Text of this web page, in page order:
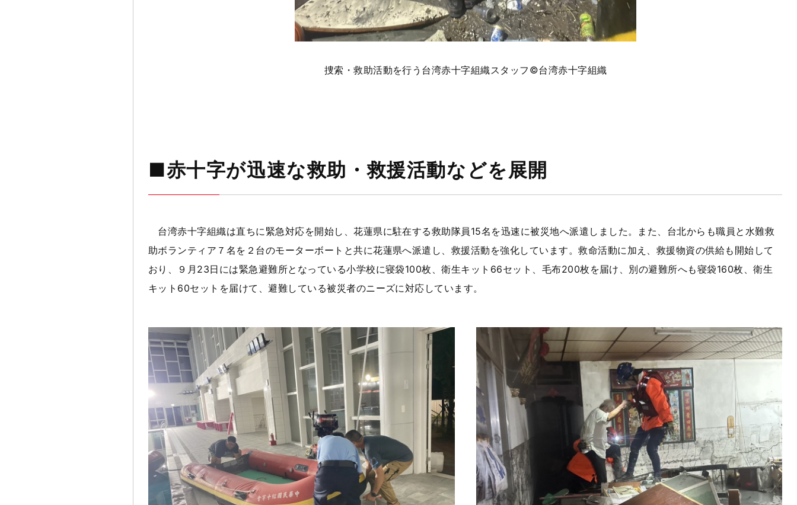
捜索・救助活動を行う台湾赤十字組織スタッフ ©台湾赤十字組織
■赤十字が迅速な救助・救援活動などを展開
台湾赤十字組織は直ちに緊急対応を開始し、花蓮県に駐在する救助隊員15名を迅速に被災地へ派遣しました。また、台北からも職員と水難救
助ボランティア７名を２台のモーターボートと共に花蓮県へ派遣し、救援活動を強化しています。救命活動に加え、救援物資の供給も開始して
おり、９月23日には緊急避難所となっている小学校に寝袋100枚、衛生キット66セット、毛布200枚を届け、別の避難所へも寝袋160枚、衛生
キット60セットを届けて、避難している被災者のニーズに対応しています。